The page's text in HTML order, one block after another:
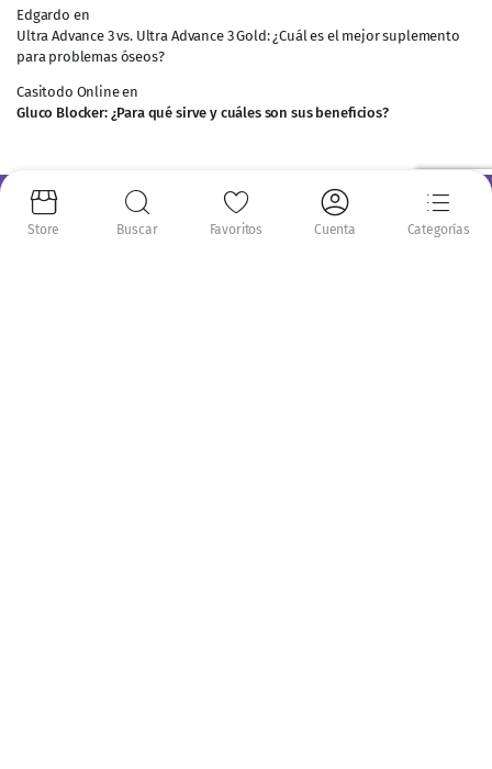
Edgardo en
Ultra Advance 3 vs. Ultra Advance 3 Gold: ¿Cuál es el mejor suplemento
para problemas óseos?
Casitodo Onlineen
Gluco Blocker: ¿Para qué sirve y cuáles son sus beneficios?
Información
Nosotros
Store Buscar Favoritos Cuenta Categorías